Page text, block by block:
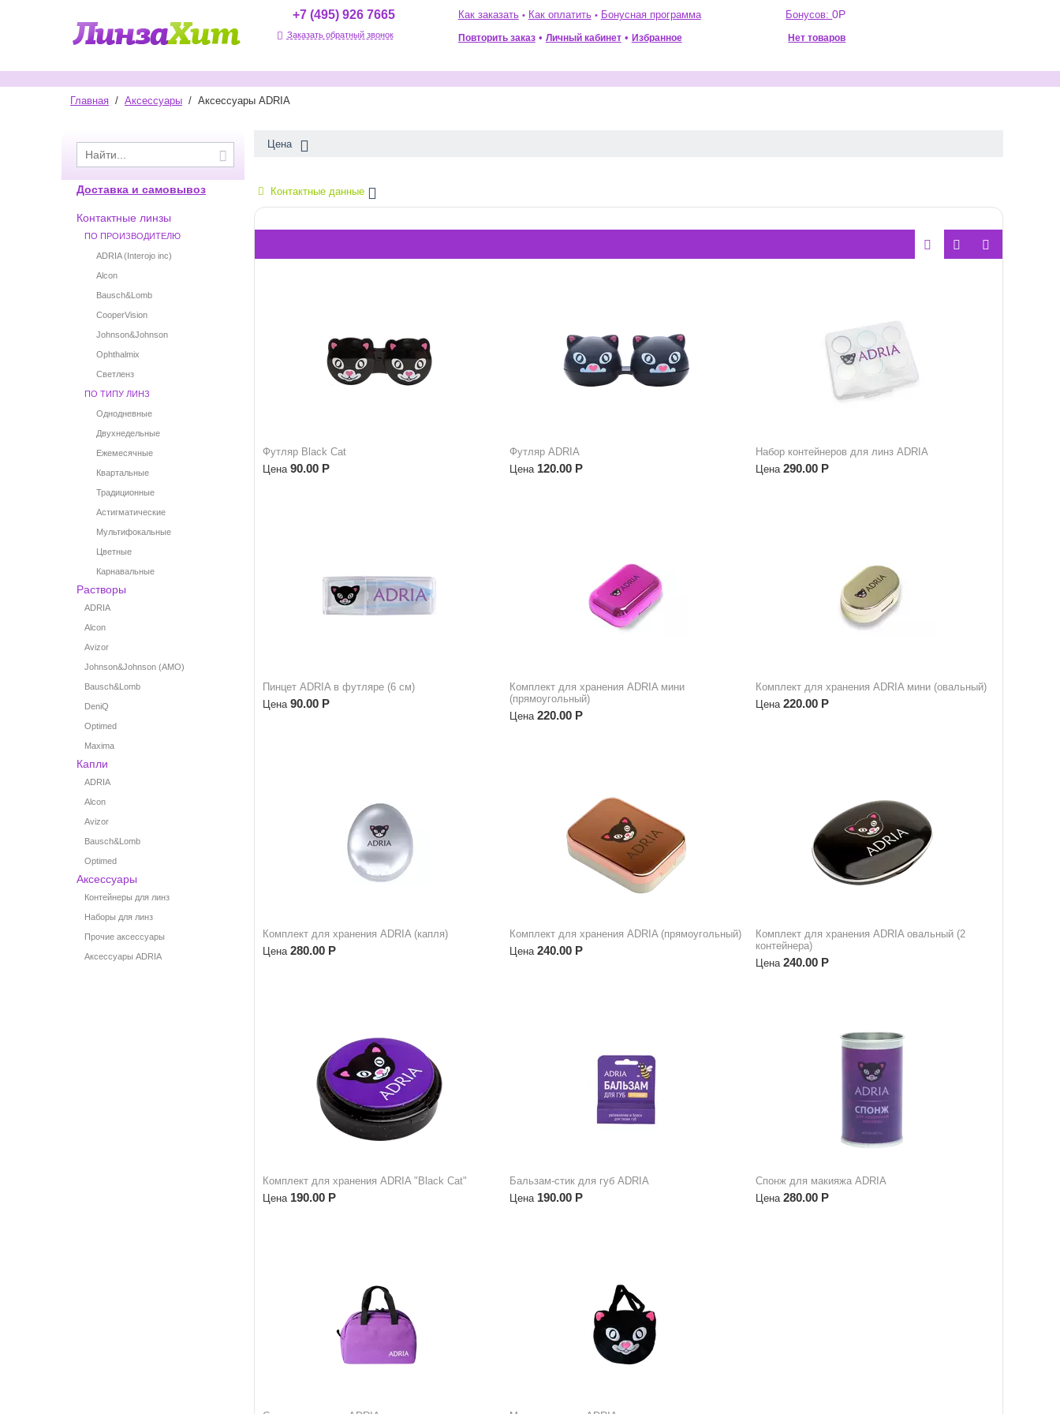
+7 (495) 926 7665
Заказать обратный звонок
Как заказать • Как оплатить • Бонусная программа
Повторить заказ• Личный кабинет• Избранное
Бонусов:0Р
Нет товаров
Главная / Аксессуары / Аксессуары ADRIA
Доставка и самовывоз
Контактные линзы
ПО ПРОИЗВОДИТЕЛЮ
ADRIA (Interojo inc)
Alcon
Bausch&Lomb
CooperVision
Johnson&Johnson
Ophthalmix
Светленз
ПО ТИПУ ЛИНЗ
Однодневные
Двухнедельные
Ежемесячные
Квартальные
Традиционные
Астигматические
Мультифокальные
Цветные
Карнавальные
Растворы
ADRIA
Alcon
Avizor
Johnson&Johnson (AMO)
Bausch&Lomb
DeniQ
Optimed
Maxima
Капли
ADRIA
Alcon
Avizor
Bausch&Lomb
Optimed
Аксессуары
Контейнеры для линз
Наборы для линз
Прочие аксессуары
Аксессуары ADRIA
Цена
Контактные данные
Футляр Black Cat
Цена 90.00 Р
Футляр ADRIA
Цена 120.00 Р
Набор контейнеров для линз ADRIA
Цена290.00 Р
Пинцет ADRIA в футляре (6 см)
Цена 90.00 Р
Комплект для хранения ADRIA мини
(прямоугольный)
Цена 220.00 Р
Комплект для хранения ADRIA мини (овальный)
Цена220.00 Р
Комплект для хранения ADRIA (капля)
Цена 280.00 Р
Комплект для хранения ADRIA (прямоугольный)
Цена 240.00 Р
Комплект для хранения ADRIA овальный (2
контейнера)
Цена240.00 Р
Комплект для хранения ADRIA "Black Cat"
Цена 190.00 Р
Бальзам-стик для губ ADRIA
Цена 190.00 Р
Спонж для макияжа ADRIA
Цена280.00 Р